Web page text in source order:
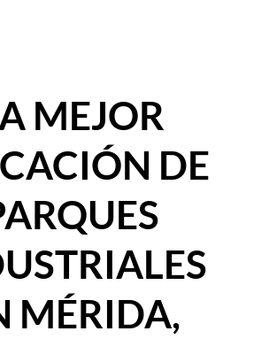
MEJOR
DE
MÉRIDA,